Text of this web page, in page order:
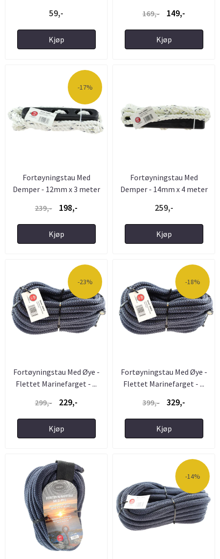
59,-
Kjøp
169,-
149,-
Kjøp
-17%
Fortøyningstau Med
Demper - 12mm x 3 meter
239,-
198,-
Kjøp
Fortøyningstau Med
Demper - 14mm x 4 meter
259,-
Kjøp
-23%
Fortøyningstau Med Øye -
Flettet Marinefarget - ...
299,-
229,-
Kjøp
-18%
Fortøyningstau Med Øye -
Flettet Marinefarget - ...
399,-
329,-
Kjøp
-14%